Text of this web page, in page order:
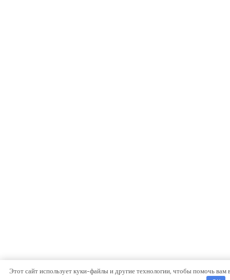
Этот сайт использует куки-файлы и другие технологии, чтобы помочь вам